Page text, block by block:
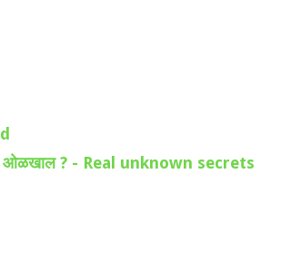
ओळखाल ? - Real unknown secrets